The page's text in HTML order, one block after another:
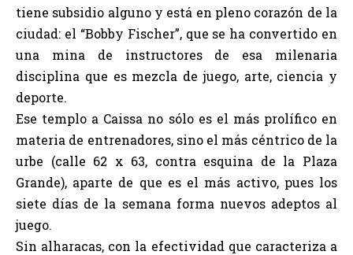
tiene subsidio alguno y está en pleno corazón de la
ciudad: el “Bobby Fischer”, que se ha convertido en
una mina de instructores de esa milenaria
disciplina que es mezcla de juego, arte, ciencia y
deporte.
Ese templo a Caissa no sólo es el más prolífico en
materia de entrenadores, sino el más céntrico de la
urbe (calle 62 x 63, contra esquina de la Plaza
Grande), aparte de que es el más activo, pues los
siete días de la semana forma nuevos adeptos al
juego.
Sin alharacas, con la efectividad que caracteriza a